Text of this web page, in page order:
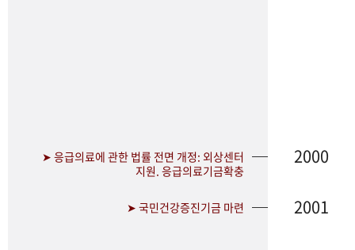
➤ 응급의료에 관한 법률 전면 개정: 외상센터
지원. 응급의료기금확충
2000
➤ 국민건강증진기금 마련 2001